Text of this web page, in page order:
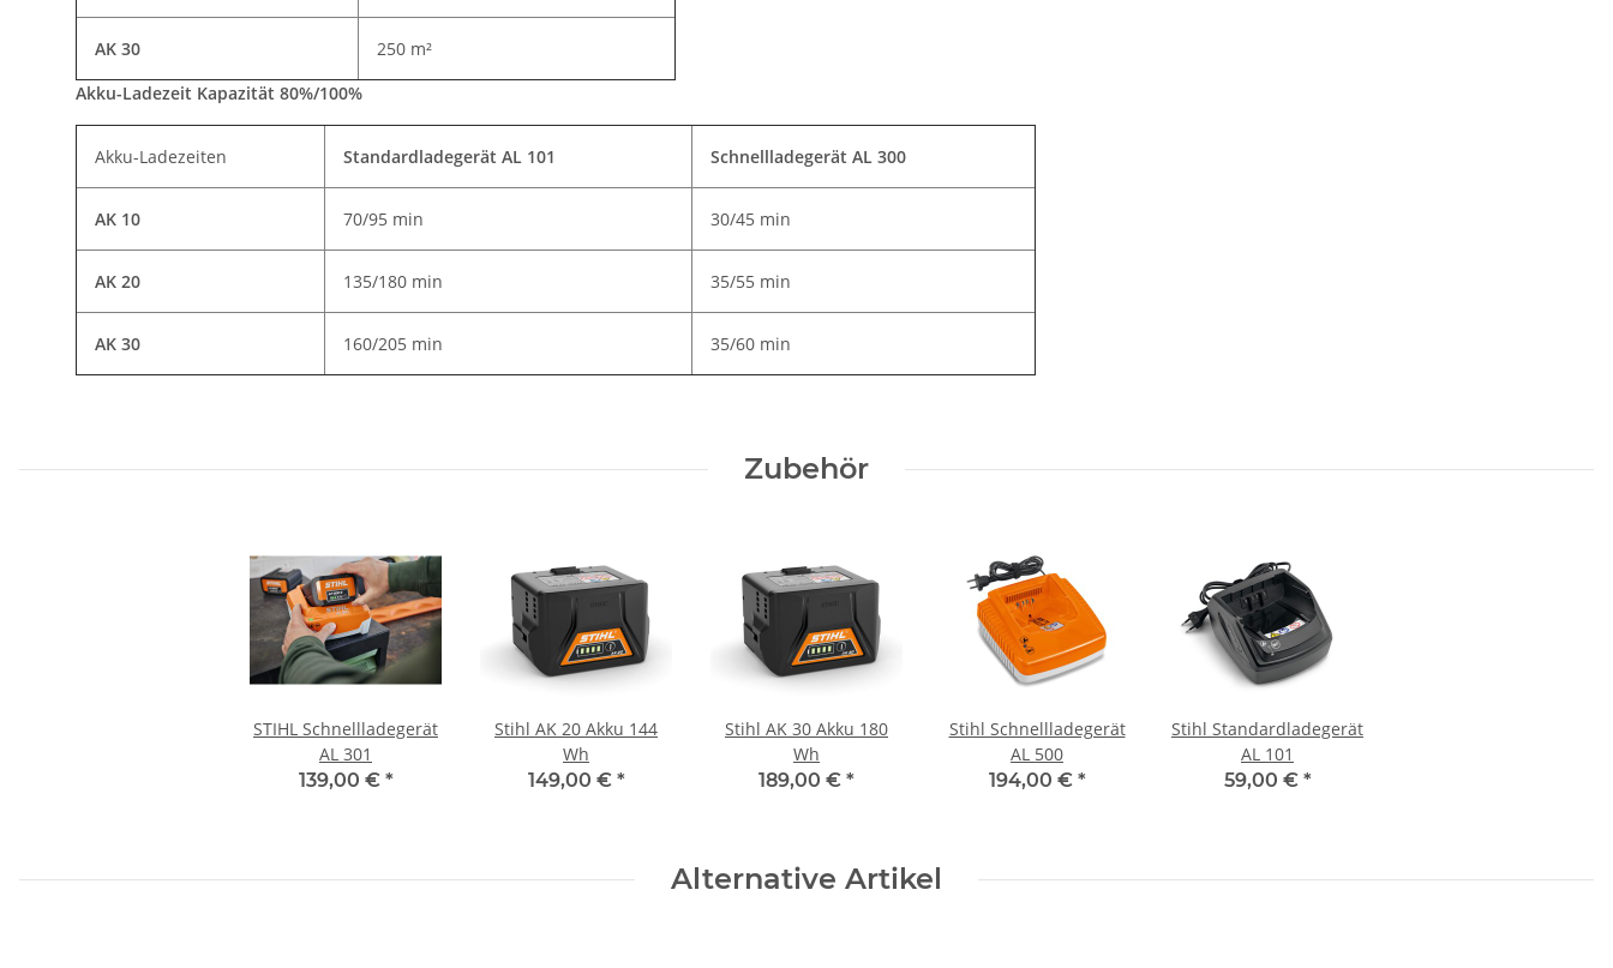
AK 30
250 m²
Akku-Ladezeit Kapazität 80%/100%
Akku-Ladezeiten Standardladegerät AL 101 Schnellladegerät AL 300
AK 10 70/95 min 30/45 min
AK 20 135/180 min 35/55 min
AK 30 160/205 min 35/60 min
Zubehör
STIHL Schnellladegerät
AL 301
139,00 € *
Stihl AK 20 Akku 144
Wh
149,00 € *
Stihl AK 30 Akku 180
Wh
189,00 € *
Stihl Schnellladegerät
AL 500
194,00 € *
Stihl Standardladegerät
AL 101
59,00 € *
Alternative Artikel